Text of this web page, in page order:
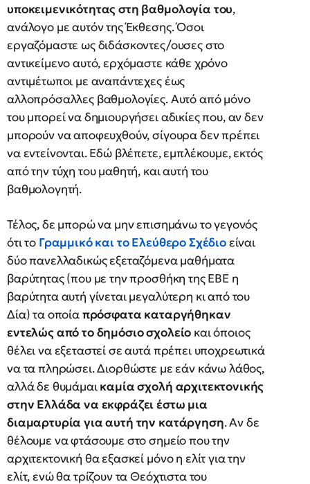
υποκειμενικότηταςστη βαθμολογία του,
ανάλογο με αυτόν της Έκθεσης. Όσοι
εργαζόμαστε ως διδάσκοντες/ουσες στο
αντικείμενο αυτό, ερχόμαστε κάθε χρόνο
αντιμέτωποι με αναπάντεχες έως
αλλοπρόσαλλες βαθμολογίες. Αυτό από μόνο
του μπορεί να δημιουργήσει αδικίες που, αν δεν
μπορούν να αποφευχθούν, σίγουρα δεν πρέπει
να εντείνονται. Εδώ βλέπετε, εμπλέκουμε, εκτός
από την τύχη του μαθητή, και αυτή του
βαθμολογητή.
Τέλος, δε μπορώ να μην επισημάνω το γεγονός
ότι το Γραμμικό και το Ελεύθερο Σχέδιοείναι
δύο πανελλαδικώς εξεταζόμενα μαθήματα
βαρύτητας (που με την προσθήκη της ΕΒΕ η
βαρύτητα αυτή γίνεται μεγαλύτερη κι από του
Δία) τα οποίαπρόσφατα καταργήθηκαν
εντελώς από το δημόσιο σχολείο και όποιος
θέλει να εξεταστεί σε αυτά πρέπει υποχρεωτικά
να τα πληρώσει. Διορθώστε με εάν κάνω λάθος,
αλλά δε θυμάμαικαμία σχολή αρχιτεκτονικής
στην Ελλάδα να εκφράζει έστω μια
διαμαρτυρία για αυτή την κατάργηση. Αν δε
θέλουμε να φτάσουμε στο σημείο που την
αρχιτεκτονική θα εξασκεί μόνο η ελίτ για την
ελίτ, ενώ θα τρίζουν τα Θεόχτιστα του